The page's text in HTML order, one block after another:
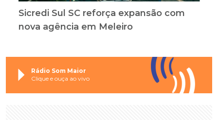
Sicredi Sul SC reforça expansão com
nova agência em Meleiro
Rádio Som Maior
Clique e ouça ao vivo